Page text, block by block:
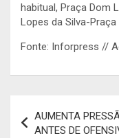
habitual, Praça Dom
Lopes da Silva-
Fonte: Inforpress //
de
AUMENTA
ANTES DE